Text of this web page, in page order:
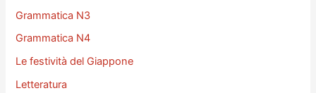
Grammatica N3
Grammatica N4
Le festività del Giappone
Letteratura